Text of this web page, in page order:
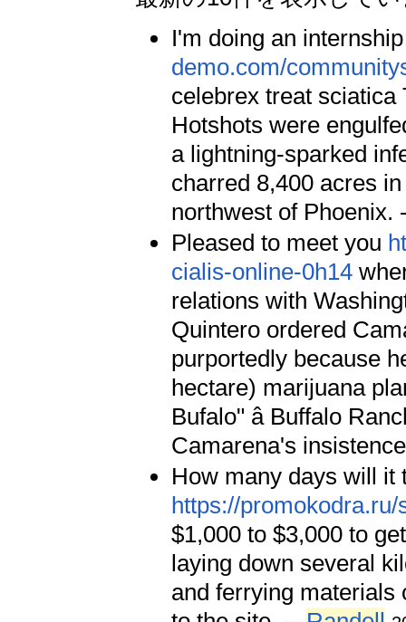
I'm doing an
demo.com/
celebrex treat
Hotshots were
a lightning-sparked
charred 8,400 acres
northwest of Phoenix.
Pleased to meet you
cialis-online-0h14
relations with
Quintero ordered
purportedly because
hectare) marijuana
Bufalo" â Buffalo
Camarena's
How many days will it
https://promokodra.ru/
$1,000 to $3,000 to
laying down several
and ferrying materials